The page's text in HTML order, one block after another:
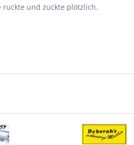
und zuckte plötzlich.